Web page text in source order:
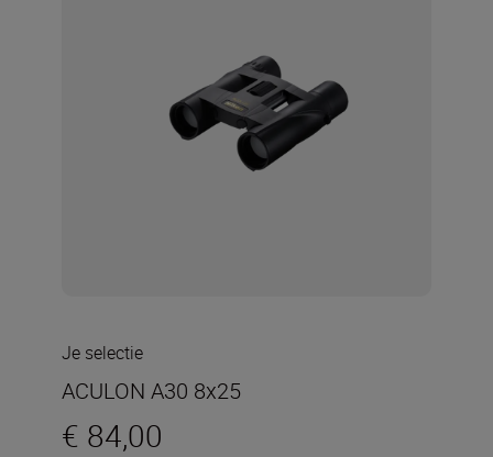
Je selectie
ACULON A30 8x25
€ 84,00